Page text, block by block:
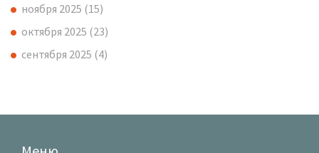
ноября 2025 (15)
октября 2025 (23)
сентября 2025 (4)